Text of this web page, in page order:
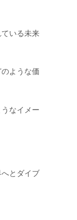
いる未来
ような価
なイメー
とダイブ